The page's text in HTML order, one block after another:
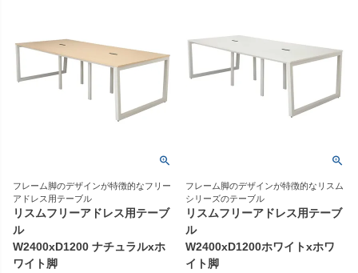
フレーム脚のデザインが特徴的なフリー
アドレス用テーブル
リスムフリーアドレス用テーブ
ル
W2400xD1200 ナチュラルxホ
ワイト脚
フレーム脚のデザインが特徴的なリスム
シリーズのテーブル
リスムフリーアドレス用テーブ
ル
W2400xD1200ホワイトxホワ
イト脚